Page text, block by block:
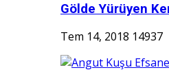
Gölde Yürüyen
Tem 14, 2018 14937